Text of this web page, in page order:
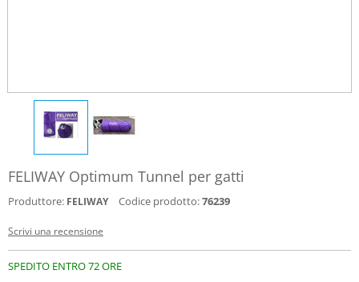
FELIWAY Optimum Tunnel per gatti
Produttore: FELIWAY Codice prodotto:76239
Scrivi una recensione
SPEDITO ENTRO 72 ORE